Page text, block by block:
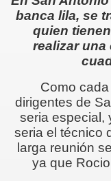
banca lila, se
quien
realizar una
Como
dirigentes de
seria especial,
seria el técnico
larga reunión
ya que